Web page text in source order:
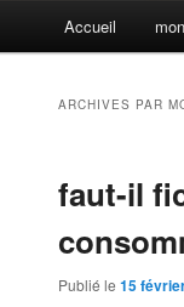
Accueil
ARCHIVES PAR
faut-il
Publié le 15